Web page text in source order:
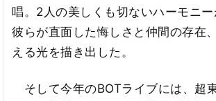
唱。2人の美しくも切ないハーモニ
彼らが直面した悔しさと仲間の存在
える光を描き出した。
そして今年のBOTライブには、超